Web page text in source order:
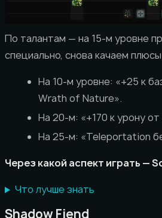
По талантам — на 15-м уровне
специально, снова качаем
На 10-м уровне: «+25 к
Wrath of Nature».
На 20-м: «+170 к урону
На 25-м: «Teleportation
Через какой аспект играть —
Что лучше знать
Shadow Fiend